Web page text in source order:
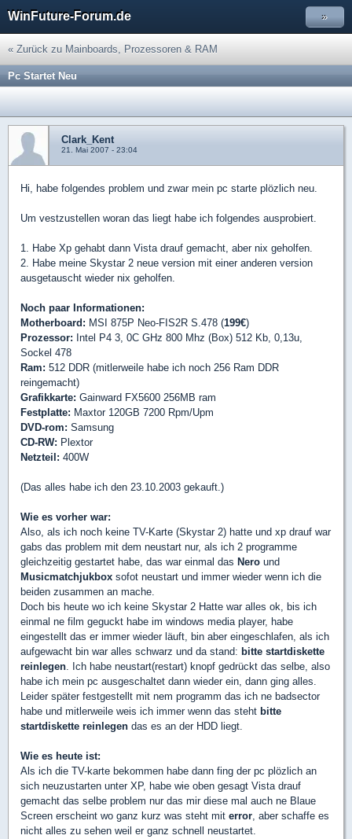
WinFuture-Forum.de »
« Zurück zu Mainboards, Prozessoren & RAM
Pc Startet Neu
Clark_Kent
21. Mai 2007 - 23:04
Hi, habe folgendes problem und zwar mein pc starte plözlich neu.
Um vestzustellen woran das liegt habe ich folgendes ausprobiert.
1. Habe Xp gehabt dann Vista drauf gemacht, aber nix geholfen.
2. Habe meine Skystar 2 neue version mit einer anderen version
ausgetauscht wieder nix geholfen.
Noch paar Informationen:
Motherboard: MSI 875P Neo-FIS2R S.478 (199€)
Prozessor: Intel P4 3, 0C GHz 800 Mhz (Box) 512 Kb, 0,13u,
Sockel 478
Ram: 512 DDR (mitlerweile habe ich noch 256 Ram DDR
reingemacht)
Grafikkarte: Gainward FX5600 256MB ram
Festplatte: Maxtor 120GB 7200 Rpm/Upm
DVD-rom: Samsung
CD-RW: Plextor
Netzteil: 400W
(Das alles habe ich den 23.10.2003 gekauft.)
Wie es vorher war:
Also, als ich noch keine TV-Karte (Skystar 2) hatte und xp drauf war
gabs das problem mit dem neustart nur, als ich 2 programme
gleichzeitig gestartet habe, das war einmal das Nero und
Musicmatchjukbox sofot neustart und immer wieder wenn ich die
beiden zusammen an mache.
Doch bis heute wo ich keine Skystar 2 Hatte war alles ok, bis ich
einmal ne film geguckt habe im windows media player, habe
eingestellt das er immer wieder läuft, bin aber eingeschlafen, als ich
aufgewacht bin war alles schwarz und da stand: bitte startdiskette
reinlegen. Ich habe neustart(restart) knopf gedrückt das selbe, also
habe ich mein pc ausgeschaltet dann wieder ein, dann ging alles.
Leider später festgestellt mit nem programm das ich ne badsector
habe und mitlerweile weis ich immer wenn das steht bitte
startdiskette reinlegen das es an der HDD liegt.
Wie es heute ist:
Als ich die TV-karte bekommen habe dann fing der pc plözlich an
sich neuzustarten unter XP, habe wie oben gesagt Vista drauf
gemacht das selbe problem nur das mir diese mal auch ne Blaue
Screen erscheint wo ganz kurz was steht mit error, aber schaffe es
nicht alles zu sehen weil er ganz schnell neustartet.